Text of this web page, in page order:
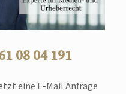
08 04 191
eine E-Mail Anfrage